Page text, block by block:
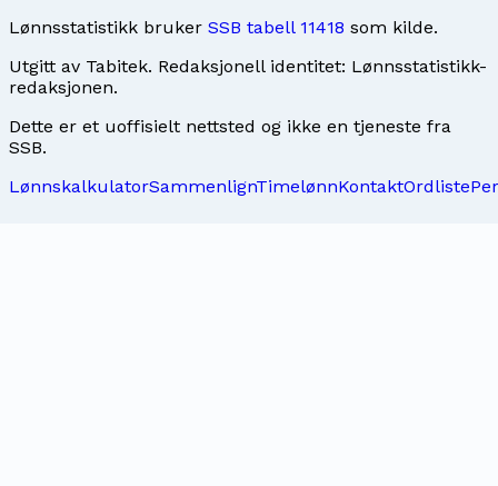
Lønnsstatistikk bruker SSB tabell 11418 som kilde.
Utgitt av Tabitek. Redaksjonell identitet: Lønnsstatistikk-
redaksjonen.
Dette er et uoffisielt nettsted og ikke en tjeneste fra
SSB.
LønnskalkulatorSammenlignTimelønnKontaktOrdliste